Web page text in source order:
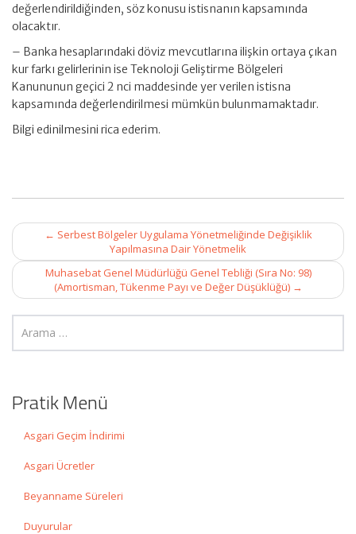
değerlendirildiğinden, söz konusu istisnanın kapsamında
olacaktır.
– Banka hesaplarındaki döviz mevcutlarına ilişkin ortaya çıkan
kur farkı gelirlerinin ise Teknoloji Geliştirme Bölgeleri
Kanununun geçici 2 nci maddesinde yer verilen istisna
kapsamında değerlendirilmesi mümkün bulunmamaktadır.
Bilgi edinilmesini rica ederim.
Post
navigation
← Serbest Bölgeler Uygulama Yönetmeliğinde Değişiklik
Yapılmasına Dair Yönetmelik
Muhasebat Genel Müdürlüğü Genel Tebliği (Sıra No: 98)
(Amortisman, Tükenme Payı ve Değer Düşüklüğü) →
Pratik Menü
Asgari Geçim İndirimi
Asgari Ücretler
Beyanname Süreleri
Duyurular